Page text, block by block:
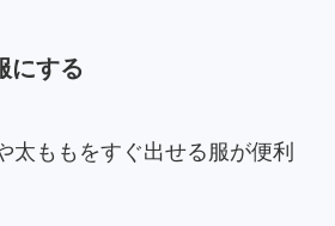
にする
太ももをすぐ出せる服が便利